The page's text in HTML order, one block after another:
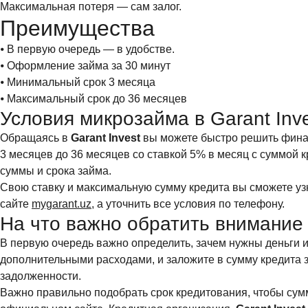
Максимальная потеря — сам залог.
Преимущества
⦁ В первую очередь — в удобстве.
⦁ Оформление займа за 30 минут
⦁ Минимальный срок 3 месяца
⦁ Максимальный срок до 36 месяцев
Условия микрозайма в Garant
Обращаясь в Garant Invest вы можете быстро решить
3 месяцев до 36 месяцев со ставкой 5% в месяц с суммой
суммы и срока займа.
Свою ставку и максимальную сумму кредита вы сможете
сайте mygarant.uz, а уточнить все условия по телефону.
На что важно обратить
В первую очередь важно определить, зачем нужны деньги
дополнительными расходами, и заложите в сумму кредита
задолженности.
Важно правильно подобрать срок кредитования, чтобы